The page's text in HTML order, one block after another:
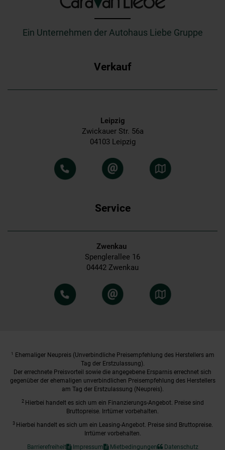
Ein Unternehmen der Autohaus Liebe Gruppe
Verkauf
Leipzig
Zwickauer Str. 56a
04103 Leipzig
Service
Zwenkau
Spenglerallee 16
04442 Zwenkau
1
Ehemaliger Neupreis (Unverbindliche Preisempfehlung des Herstellers am
Tag der Erstzulassung).
Der errechnete Preisvorteil sowie die angegebene Ersparnis errechnet sich
gegenüber der ehemaligen unverbindlichen Preisempfehlung des Herstellers
am Tag der Erstzulassung (Neupreis).
2 Hierbei handelt es sich um ein Finanzierungs-Angebot. Preise sind
Bruttopreise. Irrtümer vorbehalten.
3 Hierbei handelt es sich um ein Leasing-Angebot. Preise sind Bruttopreise.
Irrtümer vorbehalten.
Barrierefreiheit
Impressum Mietbedingungen Datenschutz